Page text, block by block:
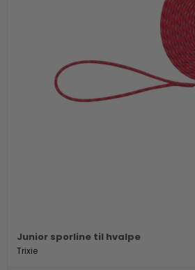
Junior sporline til hvalpe
Trixie